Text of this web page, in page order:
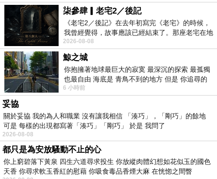
帶來婚姻的移動。
有人這樣說：
♡
「我之前看妳認為我絕對是跟妳不同類型的人，可是我今
天看妳講電話，這樣自然跟人說想念，我發現心裡許了
願，有一天我也要跟妳一樣。」
♡
「我之前廳妳講妳對丈夫那麼寬容，我真的是.....非常有意
見。 怎麼可以這樣寵男人？ 可是，我回家後，有一天，
居然發現，我也這樣寵我的老公。 那時候我就想到妳，看
柒參肆▎老宅2／後記
《老宅2／後記》在去年初寫完《老宅》的時候，
我曾經覺得，故事應該已經結束了。那座老宅在地
震中倒塌，七個人終於離開那片黑暗，
2026-08-08
鯨之城
你抱擁著地球最巨大的寂寞 最深沉的探索 最孤獨
也最自由 海底是 青鳥不到的地方 但是 你追尋的
幸福 可以比珍珠更
6 小時前
妥協
關於妥協 我的為人和職業 沒有讓我相信 「湊巧」，「剛巧」的餘地
可是 每樣的出現都寫著「湊巧」「剛巧」 於是 我問了
2026-08-08
都只是為安放騷動不止的心
你上窮碧落下黃泉 四生六道尋求投生 你放縱肉體幻想如花似玉的國色
天香 你尋求軟玉香紅的慰藉 你吸食毒品香煙大麻 在恍惚之間瞥